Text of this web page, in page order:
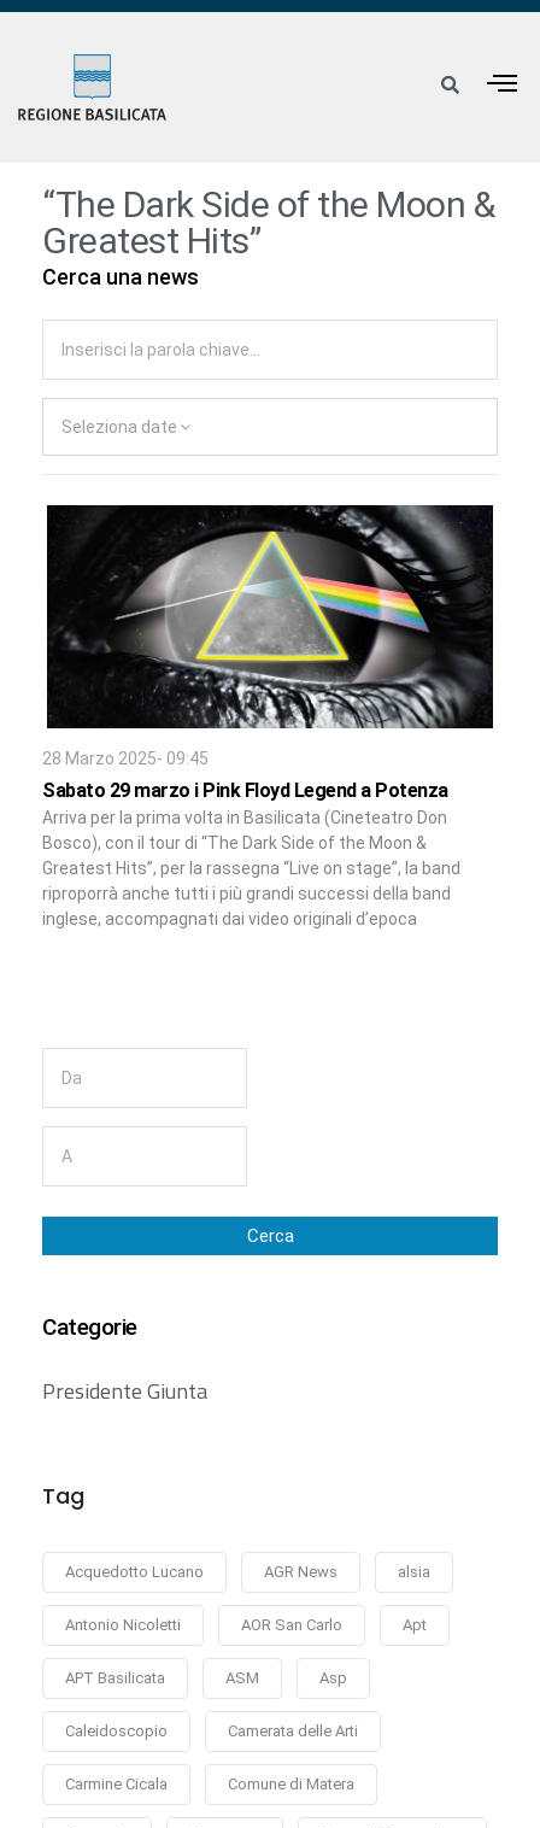
“The Dark Side of the Moon &
Greatest Hits”
Cerca una news
Seleziona date
28 Marzo 2025- 09:45
Sabato 29 marzo i Pink Floyd Legend a Potenza
Arriva per la prima volta in Basilicata (Cineteatro Don
Bosco), con il tour di “The Dark Side of the Moon &
Greatest Hits”, per la rassegna “Live on stage”, la band
riproporrà anche tutti i più grandi successi della band
inglese, accompagnati dai video originali d’epoca
Cerca
Categorie
Presidente Giunta
Tag
Acquedotto Lucano AGR News alsia
Antonio Nicoletti AOR San Carlo Apt
APT Basilicata ASM Asp
Caleidoscopio Camerata delle Arti
Carmine Cicala Comune di Matera